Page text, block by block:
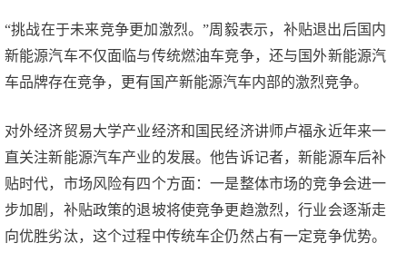
“挑战在于未来竞争更加激烈。”周毅表示，补贴退出后国内
新能源汽车不仅面临与传统燃油车竞争，还与国外新能源汽
车品牌存在竞争，更有国产新能源汽车内部的激烈竞争。
对外经济贸易大学产业经济和国民经济讲师卢福永近年来一
直关注新能源汽车产业的发展。他告诉记者，新能源车后补
贴时代，市场风险有四个方面：一是整体市场的竞争会进一
步加剧，补贴政策的退坡将使竞争更趋激烈，行业会逐渐走
向优胜劣汰，这个过程中传统车企仍然占有一定竞争优势。